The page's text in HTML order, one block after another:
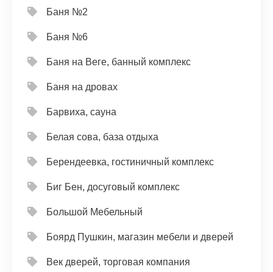
Баня №2
Баня №6
Баня на Веге, банный комплекс
Баня на дровах
Барвиха, сауна
Белая сова, база отдыха
Берендеевка, гостиничный комплекс
Биг Бен, досуговый комплекс
Большой Мебельный
Боярд Пушкин, магазин мебели и дверей
Век дверей, торговая компания